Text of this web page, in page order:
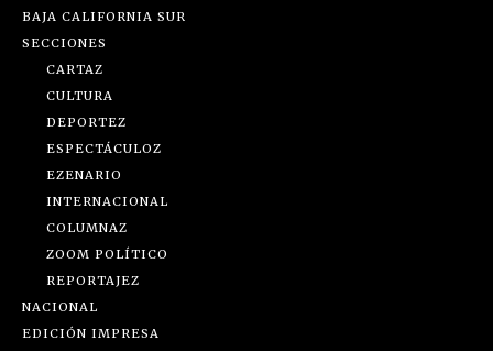
BAJA CALIFORNIA SUR
SECCIONES
CARTAZ
CULTURA
DEPORTEZ
ESPECTÁCULOZ
EZENARIO
INTERNACIONAL
COLUMNAZ
ZOOM POLÍTICO
REPORTAJEZ
NACIONAL
EDICIÓN IMPRESA